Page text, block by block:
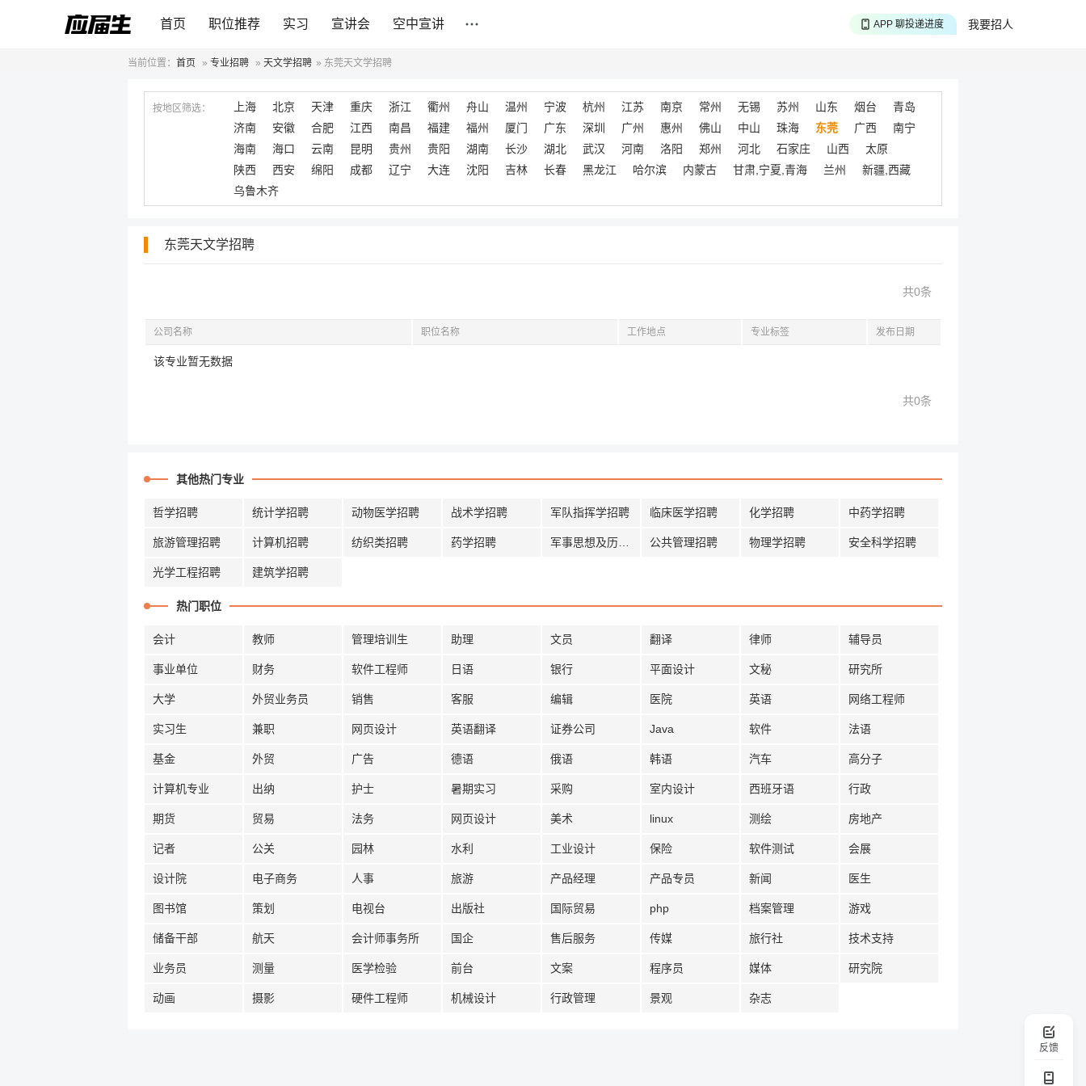
反馈
首页 职位推荐 实习 宣讲会 空中宣讲 我要招人
APP 聊投递进度
当前位置： 首页 » 专业招聘 » 天文学招聘 » 东莞天文学招聘
按地区筛选： 上海 北京 天津 重庆 浙江 衢州 舟山 温州 宁波 杭州 江苏 南京 常州 无锡 苏州 山东 烟台
青岛
济南
安徽 合肥 江西 南昌 福建 福州 厦门 广东 深圳 广州 惠州 佛山 中山 珠海 东莞 广西
南宁
海南
海口 云南 昆明 贵州 贵阳 湖南 长沙 湖北 武汉 河南 洛阳 郑州 河北 石家庄 山西
太原
陕西
西安 绵阳 成都 辽宁 大连 沈阳 吉林 长春 黑龙江 哈尔滨 内蒙古 甘肃,宁夏,青海 兰州
新疆,西藏
乌鲁木齐
东莞天文学招聘
共0条
公司名称 职位名称 工作地点 专业标签 发布日期
该专业暂无数据
共0条
其他热门专业
哲学招聘 统计学招聘 动物医学招聘 战术学招聘 军队指挥学招聘 临床医学招聘 化学招聘 中药学招聘
旅游管理招聘 计算机招聘 纺织类招聘 药学招聘 公共管理招聘 物理学招聘 安全科学招聘
光学工程招聘 建筑学招聘
热门职位
会计 教师 管理培训生 助理 文员 翻译 律师 辅导员
事业单位 财务 软件工程师 日语 银行 平面设计 文秘 研究所
大学 外贸业务员 销售 客服 编辑 医院 英语 网络工程师
实习生 兼职 网页设计 英语翻译 证券公司 Java 软件 法语
基金 外贸 广告 德语 俄语 韩语 汽车 高分子
计算机专业 出纳 护士 暑期实习 采购 室内设计 西班牙语 行政
期货 贸易 法务 网页设计 美术 linux 测绘 房地产
记者 公关 园林 水利 工业设计 保险 软件测试 会展
设计院 电子商务 人事 旅游 产品经理 产品专员 新闻 医生
图书馆 策划 电视台 出版社 国际贸易 php 档案管理 游戏
储备干部 航天 会计师事务所 国企 售后服务 传媒 旅行社 技术支持
业务员 测量 医学检验 前台 文案 程序员 媒体 研究院
动画 摄影 硬件工程师 机械设计 行政管理 景观 杂志